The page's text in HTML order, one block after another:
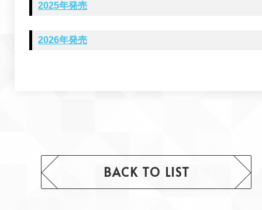
2025年発売
2026年発売
BACK TO LIST